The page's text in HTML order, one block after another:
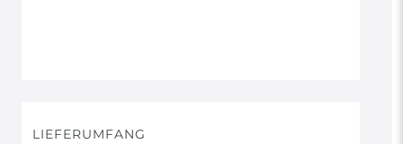
LIEFERUMFANG